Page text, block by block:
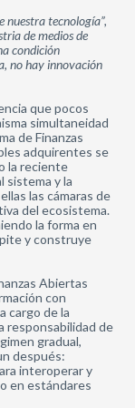
nuestra tecnología”,
de medios de
condición
no hay innovación
que pocos
simultaneidad
de Finanzas
adquirentes se
la reciente
sistema y la
las cámaras de
del ecosistema.
la forma en
y construye
Abiertas
con
cargo de la
responsabilidad de
gradual,
después:
interoperar y
en estándares